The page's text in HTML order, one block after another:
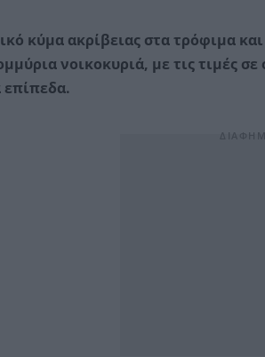
κύμα ακρίβειας στα τρόφιμα
νοικοκυριά, με τις τιμές
επίπεδα.